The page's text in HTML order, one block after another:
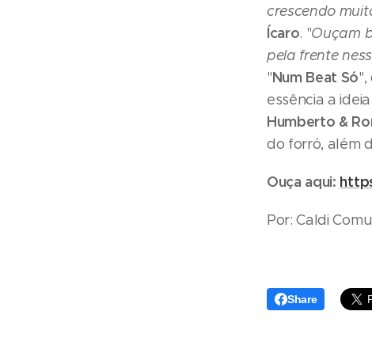
crescendo
Ícaro. "Ouçam
pela frente
"Num Beat Só",
essência a
Humberto &
do forró, além
Ouça aqui:
Por: Caldi
Share